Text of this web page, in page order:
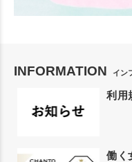
INFORMATION イン
利用
働く